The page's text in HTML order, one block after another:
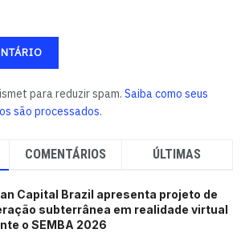
também cresceu em 2026.
201 profissionais de imprensa, além
40% no número de influenciadores e
presentes no evento.
desta edição estiveram o Espaço das
Vozes do Agro, o primeiro Leilão
Espaço das Rádios e a ampliação da
e estacionamento.
para reduzir spam. Saiba como seus
são processados.
COMENTÁRIOS ÚLTIMAS
Capital Brazil apresenta projeto de
subterrânea em realidade virtual
o SEMBA 2026